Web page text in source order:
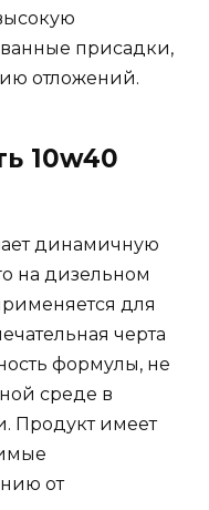
присадки,
отложений.
10w40
динамичную
на дизельном
для
черта
формулы, не
среде в
Продукт имеет
от